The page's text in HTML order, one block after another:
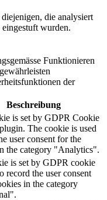
die analysiert
wurden.
Funktionieren
der
Beschreibung
is set by GDPR Cookie
The cookie is used
user consent for the
the category "Analytics".
is set by GDPR cookie
record the user consent
in the category